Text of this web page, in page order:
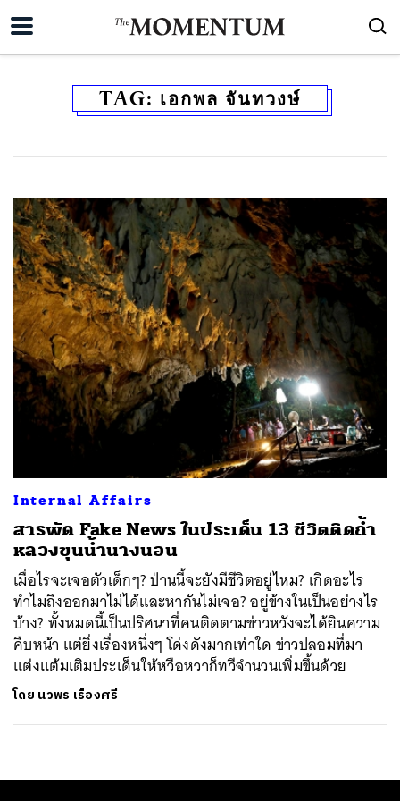
TAG: เอกพล จันทวงษ์
Internal Affairs
สารพัด Fake News ในประเด็น 13 ชีวิตติดถ้ำ
หลวงขุนน้ำนางนอน
เมื่อไรจะเจอตัวเด็กๆ? ป่านนี้จะยังมีชีวิตอยู่ไหม? เกิดอะไร
ทำไมถึงออกมาไม่ได้และหากันไม่เจอ? อยู่ข้างในเป็นอย่างไร
บ้าง? ทั้งหมดนี้เป็นปริศนาที่คนติดตามข่าวหวังจะได้ยินความ
คืบหน้า แต่ยิ่งเรื่องหนึ่งๆ โด่งดังมากเท่าใด ข่าวปลอมที่มา
แต่งแต้มเติมประเด็นให้หวือหวาก็ทวีจำนวนเพิ่มขึ้นด้วย
โดย นวพร เรืองศรี
SHARE TWEET LINE EMAIL